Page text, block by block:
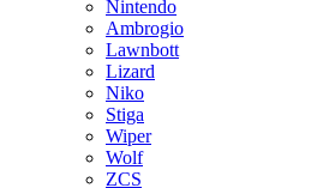
Nintendo
Ambrogio
Lawnbott
Lizard
Niko
Stiga
Wiper
Wolf
ZCS